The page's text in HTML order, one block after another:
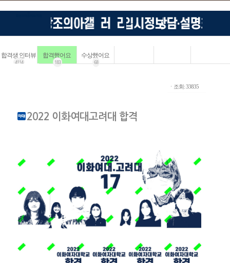
합격생 인터뷰
4114
합격했어요
183
수상했어요
68
ㆍ조회: 33835
2022 이화여대고려대 합격